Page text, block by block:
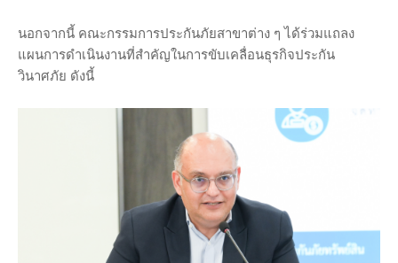
นอกจากนี้ คณะกรรมการประกันภัยสาขาต่าง ๆ ได้ร่วมแถลง
แผนการดำเนินงานที่สำคัญในการขับเคลื่อนธุรกิจประกัน
วินาศภัย ดังนี้